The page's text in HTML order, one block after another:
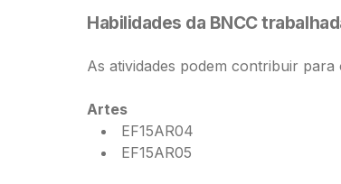
Habilidades da BNCC
As atividades podem contribuir para
Artes
EF15AR04
EF15AR05